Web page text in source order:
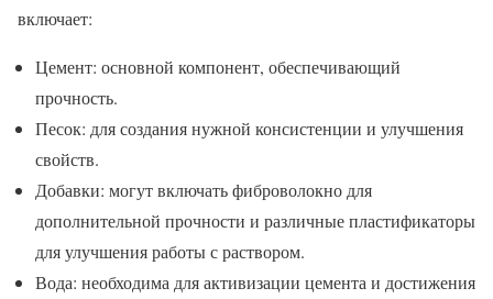
включает:
Цемент: основной компонент, обеспечивающий
прочность.
Песок: для создания нужной консистенции и улучшения
свойств.
Добавки: могут включать фиброволокно для
дополнительной прочности и различные пластификаторы
для улучшения работы с раствором.
Вода: необходима для активизации цемента и достижения